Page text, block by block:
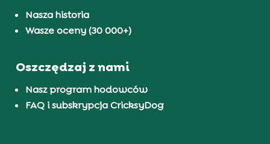
Nasza historia
Wasze oceny (30 000+)
Oszczędzaj z nami
Nasz program hodowców
FAQ i subskrypcja CricksyDog